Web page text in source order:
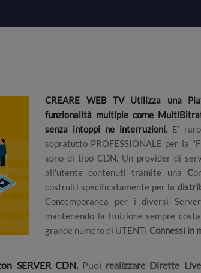
CREARE WEB TV Utilizza una
funzionalità multiple come
senza intoppi ne interruzioni.E' raro
sopratutto PROFESSIONALE per la
sono di tipo CDN. Un provider di
all'utente contenuti tramite una C
costruiti specificatamente per la
Contemporanea per i diversi
mantenendo la fruizione sempre
grande numero di UTENTI Connessi in
SERVER CDN. Puoi realizzare Dirette